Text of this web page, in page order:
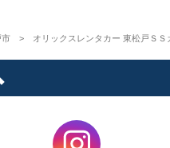
市 オリックスレンタカー 東松戸ＳＳ